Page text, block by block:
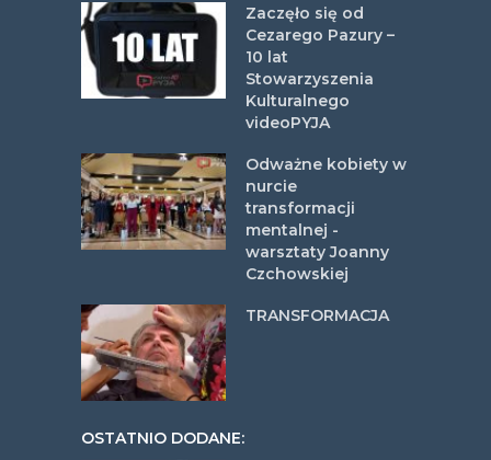
Zaczęło się od
Cezarego Pazury –
10 lat
Stowarzyszenia
Kulturalnego
videoPYJA
Odważne kobiety w
nurcie
transformacji
mentalnej -
warsztaty Joanny
Czchowskiej
TRANSFORMACJA
OSTATNIO DODANE: